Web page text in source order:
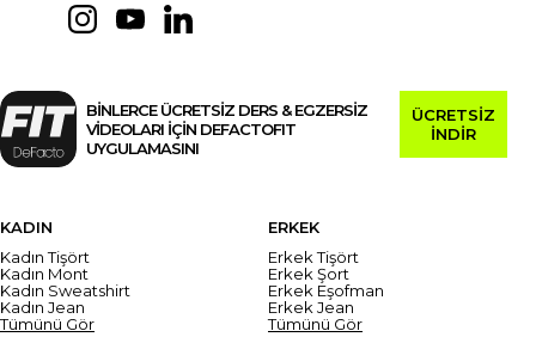
BİNLERCE ÜCRETSİZ DERS & EGZERSİZ
VİDEOLARI İÇİN DEFACTOFIT
UYGULAMASINI
ÜCRETSİZ
İNDİR
KADIN
Kadın Tişört
Kadın Mont
Kadın Sweatshirt
Kadın Jean
Tümünü Gör
ERKEK
Erkek Tişört
Erkek Şort
Erkek Eşofman
Erkek Jean
Tümünü Gör